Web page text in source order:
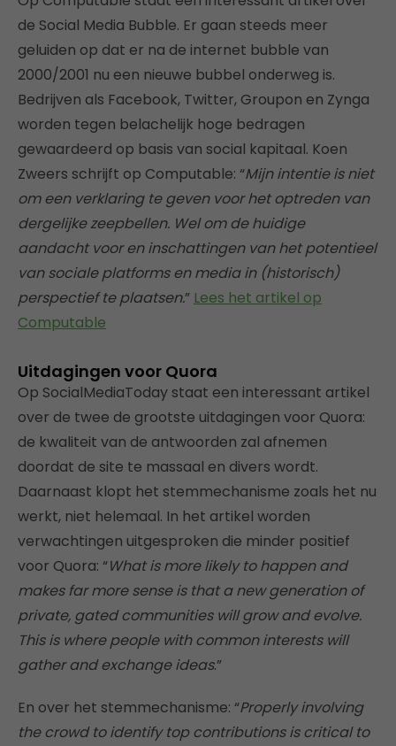
de Social Media Bubble. Er gaan steeds meer
geluiden op dat er na de internet bubble van
2000/2001 nu een nieuwe bubbel onderweg is.
Bedrijven als Facebook, Twitter, Groupon en Zynga
worden tegen belachelijk hoge bedragen
gewaardeerd op basis van social kapitaal. Koen
Zweers schrijft op Computable: “Mijn intentie is niet
om een verklaring te geven voor het optreden van
dergelijke zeepbellen. Wel om de huidige
aandacht voor en inschattingen van het potentieel
van sociale platforms en media in (historisch)
perspectief te plaatsen.” Lees het artikel op
Computable
Uitdagingen voor Quora
Op SocialMediaToday staat een interessant artikel
over de twee de grootste uitdagingen voor Quora:
de kwaliteit van de antwoorden zal afnemen
doordat de site te massaal en divers wordt.
Daarnaast klopt het stemmechanisme zoals het nu
werkt, niet helemaal. In het artikel worden
verwachtingen uitgesproken die minder positief
voor Quora: “What is more likely to happen and
makes far more sense is that a new generation of
private, gated communities will grow and evolve.
This is where people with common interests will
gather and exchange ideas.”
En over het stemmechanisme: “Properly involving
the crowd to identify top contributions is critical to